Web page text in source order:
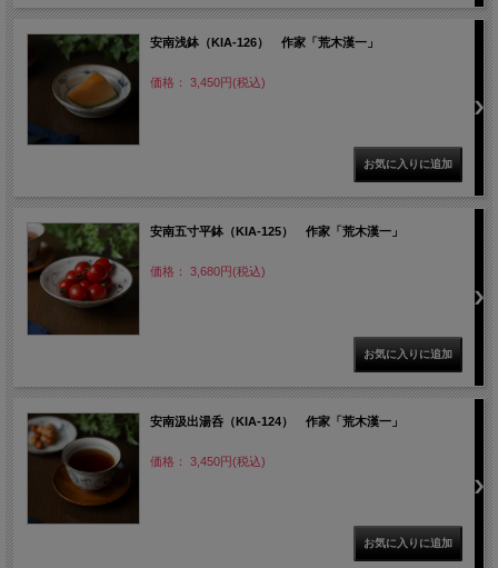
安南浅鉢（KIA-126） 作家「荒木漢一」
価格： 3,450円(税込)
安南五寸平鉢（KIA-125） 作家「荒木漢一」
価格： 3,680円(税込)
安南汲出湯呑（KIA-124） 作家「荒木漢一」
価格： 3,450円(税込)